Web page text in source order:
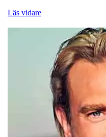
Läs vidare